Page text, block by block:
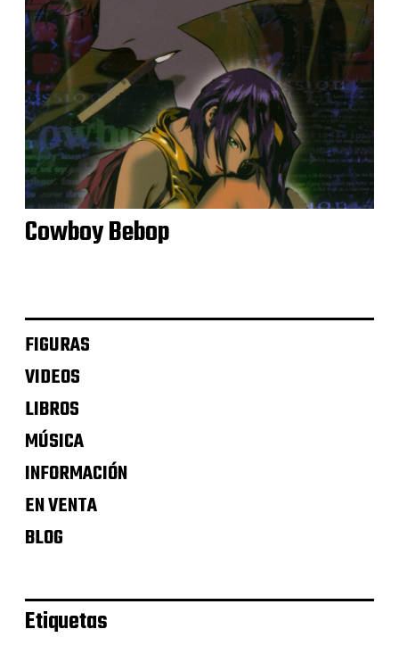
Cowboy Bebop
FIGURAS
VIDEOS
LIBROS
MÚSICA
INFORMACIÓN
EN VENTA
BLOG
Etiquetas